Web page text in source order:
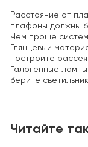
Расстояние от
плафоны должны
Чем проще
Глянцевый
постройте
Галогенные
берите
Читайте